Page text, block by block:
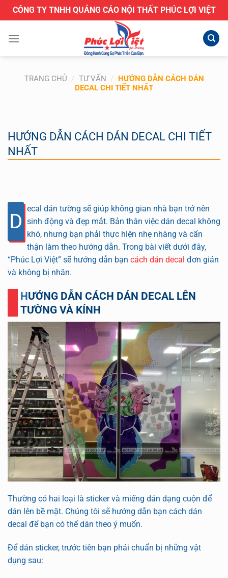
qua
dung
CÔNG TY TNHH QUẢNG CÁO NỘI THẤT PHÚC LỢI VIỆT
TRANG CHỦ / TƯ VẤN / HƯỚNG DẪN CÁCH DÁN
DECAL CHI TIẾT NHẤT
HƯỚNG DẪN CÁCH DÁN DECAL CHI TIẾT
NHẤT
D
ecal dán tường sẽ giúp không gian nhà bạn trở nên
sinh động và đẹp mắt. Bản thân việc dán decal không
khó, nhưng bạn phải thực hiện nhẹ nhàng và cẩn
thận làm theo hướng dẫn. Trong bài viết dưới đây,
“Phúc Lợi Việt” sẽ hướng dẫn bạn cách dán decal đơn giản
và không bị nhăn.
HƯỚNG DẪN CÁCH DÁN DECAL LÊN
TƯỜNG VÀ KÍNH
Thường có hai loại là sticker và miếng dán dạng cuộn để
dán lên bề mặt. Chúng tôi sẽ hướng dẫn bạn cách dán
decal để bạn có thể dán theo ý muốn.
Để dán sticker, trước tiên bạn phải chuẩn bị những vật
dụng sau: